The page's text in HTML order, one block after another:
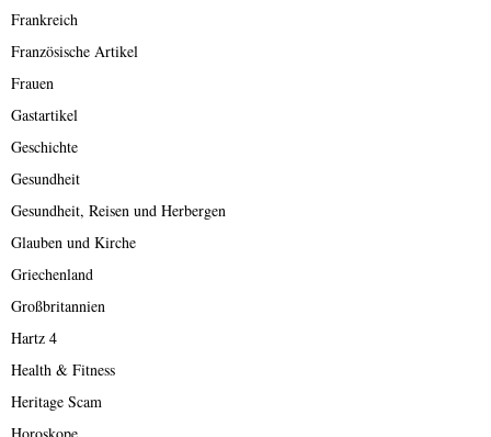
Frankreich
Französische Artikel
Frauen
Gastartikel
Geschichte
Gesundheit
Gesundheit, Reisen und Herbergen
Glauben und Kirche
Griechenland
Großbritannien
Hartz 4
Health & Fitness
Heritage Scam